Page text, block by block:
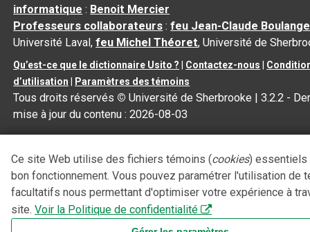
informatique : Benoit Mercier
Professeurs collaborateurs :feu Jean-Claude
Université Laval,feu Michel Théoret, Université de
Qu’est-ce que le dictionnaire Usito ? Contactez-nous
d’utilisation
Paramètres des témoins
Tous droits réservés © Université de Sherbrooke |3.2.2 -
mise à jour du contenu :2026-08-03
Ce site Web utilise des fichiers témoins (cookies) essentiels
bon fonctionnement. Vous pouvez paramétrer l'utilisation de
facultatifs nous permettant d'optimiser votre expérience à
site. Voir la Politique de confidentialité